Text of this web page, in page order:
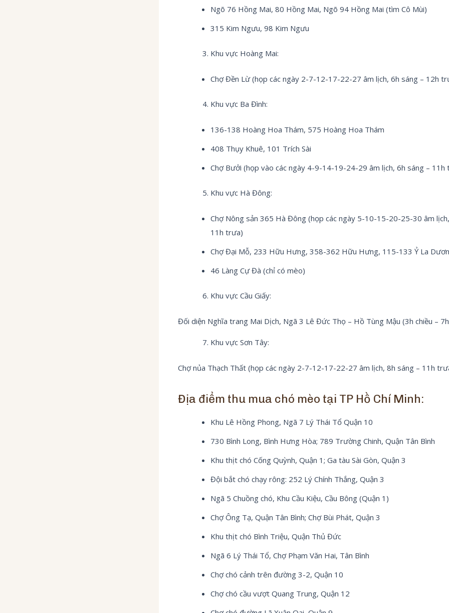
Ngõ 76 Hồng Mai, 80 Hồng Mai, Ngõ 94 Hồng Mai (tìm Cô Mùi)
315 Kim Ngưu, 98 Kim Ngưu
Khu vực Hoàng Mai:
Chợ Đền Lừ (họp các ngày 2-7-12-17-22-27 âm lịch, 6h sáng – 12h
Khu vực Ba Đình:
136-138 Hoàng Hoa Thám, 575 Hoàng Hoa Thám
408 Thụy Khuê, 101 Trích Sài
Chợ Bưởi (họp vào các ngày 4-9-14-19-24-29 âm lịch, 6h sáng – 11h
Khu vực Hà Đông:
Chợ Nông sản 365 Hà Đông (họp các ngày 5-10-15-20-25-30 âm
11h trưa)
Chợ Đại Mỗ, 233 Hữu Hưng, 358-362 Hữu Hưng, 115-133 Ỷ La
46 Làng Cự Đà (chỉ có mèo)
Khu vực Cầu Giấy:
Đối diện Nghĩa trang Mai Dịch, Ngã 3 Lê Đức Thọ – Hồ Tùng Mậu (3h chiều –
Khu vực Sơn Tây:
Chợ nủa Thạch Thất (họp các ngày 2-7-12-17-22-27 âm lịch, 8h sáng – 11h
Địa điểm thu mua chó mèo tại TP Hồ Chí Minh:
Khu Lê Hồng Phong, Ngã 7 Lý Thái Tổ Quận 10
730 Bình Long, Bình Hưng Hòa; 789 Trường Chinh, Quận Tân Bình
Khu thịt chó Cống Quỳnh, Quận 1; Ga tàu Sài Gòn, Quận 3
Đội bắt chó chạy rông: 252 Lý Chính Thắng, Quận 3
Ngã 5 Chuồng chó, Khu Cầu Kiệu, Cầu Bông (Quận 1)
Chợ Ông Tạ, Quận Tân Bình; Chợ Bùi Phát, Quận 3
Khu thịt chó Bình Triệu, Quận Thủ Đức
Ngã 6 Lý Thái Tổ, Chợ Phạm Văn Hai, Tân Bình
Chợ chó cảnh trên đường 3-2, Quận 10
Chợ chó cầu vượt Quang Trung, Quận 12